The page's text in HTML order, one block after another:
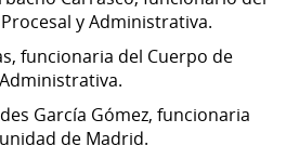
y Administrativa.
funcionaria del Cuerpo de
García Gómez, funcionaria
de Madrid.